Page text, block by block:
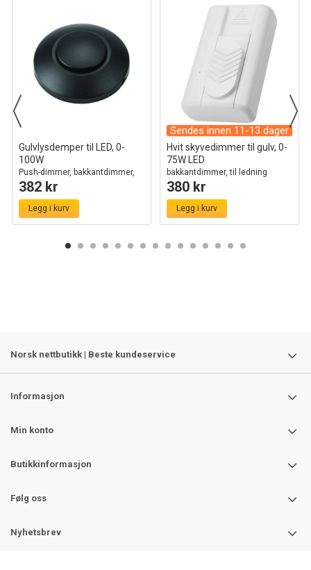
Gulvlysdemper til LED, 0-
100W
Push-dimmer, bakkantdimmer,
sort
382 kr
Legg i kurv
Sendes innen 11-13 dager
Hvit skyvedimmer til gulv, 0-
75W LED
bakkantdimmer, til ledning
380 kr
Legg i kurv
Norsk nettbutikk | Beste kundeservice
Informasjon
Min konto
Butikkinformasjon
Følg oss
Nyhetsbrev